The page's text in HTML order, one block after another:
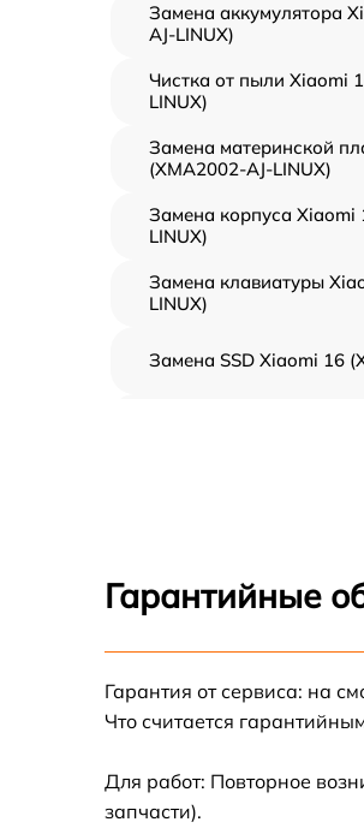
Замена аккумулятора
AJ-LINUX)
Чистка от пыли Xiaomi
LINUX)
Замена материнской
(XMA2002-AJ-LINUX)
Замена корпуса Xiaomi
LINUX)
Замена клавиатуры
LINUX)
Замена SSD Xiaomi 16
Замена термопасты
LINUX)
(XMA2002-AJ-LINUX)
Замена оперативной
Гарантийные
Гарантия от сервиса: на
Что считается
Для работ: Повторное
запчасти).